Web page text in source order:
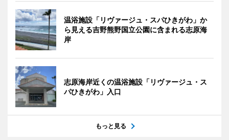
温浴施設「リヴァージュ・スパひきがわ」か
ら見える吉野熊野国立公園に含まれる志原海
岸
志原海岸近くの温浴施設「リヴァージュ・ス
パひきがわ」入口
もっと見る